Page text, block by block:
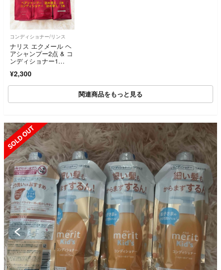
コンディショナー/リンス
ナリス エクメール ヘ
アシャンプー2点 & コ
ンディショナー1
¥2,300
関連商品をもっと見る
SOLD OUT